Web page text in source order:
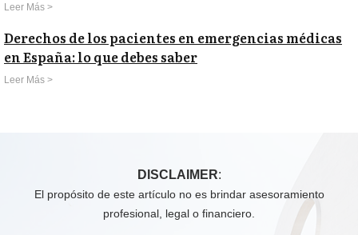
Leer Más >
Derechos de los pacientes en emergencias médicas
en España: lo que debes saber
Leer Más >
DISCLAIMER:
El propósito de este artículo no es brindar asesoramiento
profesional, legal o financiero.